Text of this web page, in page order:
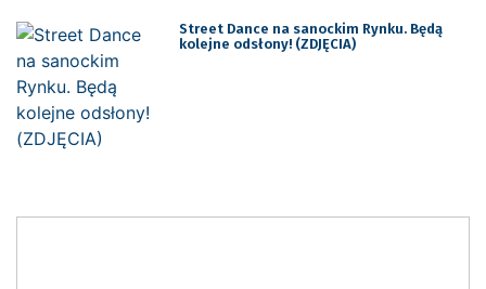
Street Dance na sanockim Rynku. Będą
kolejne odsłony! (ZDJĘCIA)